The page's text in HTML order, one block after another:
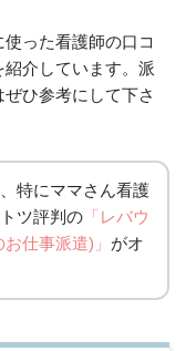
った看護師の口コ
介しています。派
ひ参考にして下さ
特にママさん看護
ツ評判の 「レバウ
仕事派遣)」 がオ